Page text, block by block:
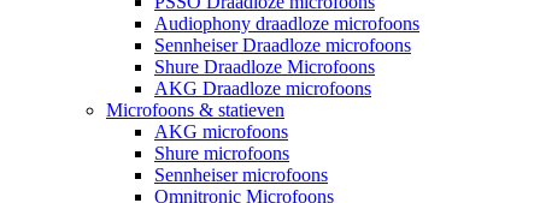
Audiophony draadloze microfoons
Sennheiser Draadloze microfoons
Shure Draadloze Microfoons
AKG Draadloze microfoons
Microfoons & statieven
AKG microfoons
Shure microfoons
Sennheiser microfoons
Omnitronic Microfoons